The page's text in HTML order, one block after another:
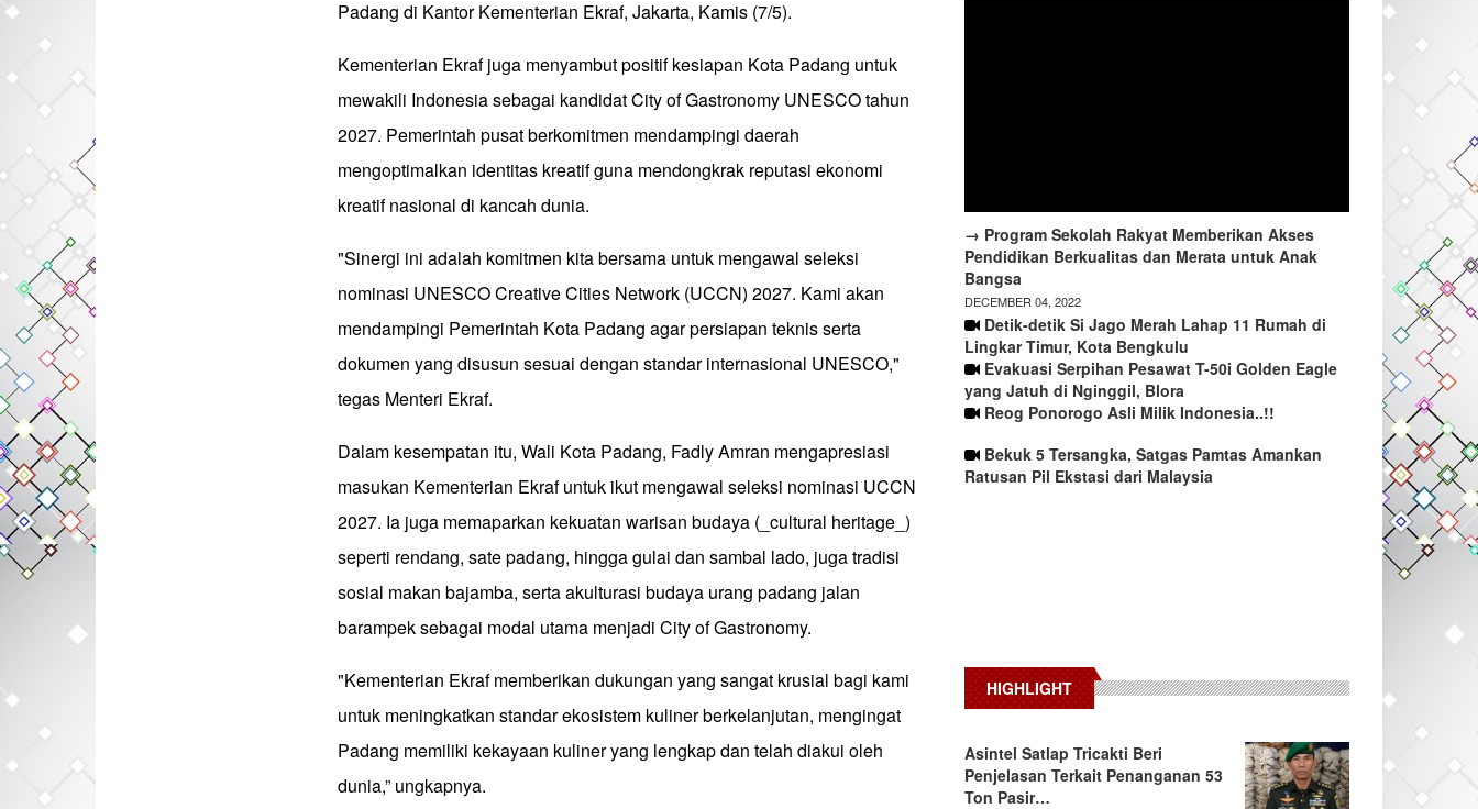
Padang di Kantor Kementerian Ekraf, Jakarta, Kamis (7/5).
Kementerian Ekraf juga menyambut positif kesiapan Kota Padang untuk
mewakili Indonesia sebagai kandidat City of Gastronomy UNESCO tahun
2027. Pemerintah pusat berkomitmen mendampingi daerah
mengoptimalkan identitas kreatif guna mendongkrak reputasi ekonomi
kreatif nasional di kancah dunia.
"Sinergi ini adalah komitmen kita bersama untuk mengawal seleksi
nominasi UNESCO Creative Cities Network (UCCN) 2027. Kami akan
mendampingi Pemerintah Kota Padang agar persiapan teknis serta
dokumen yang disusun sesuai dengan standar internasional UNESCO,"
tegas Menteri Ekraf.
Dalam kesempatan itu, Wali Kota Padang, Fadly Amran mengapresiasi
masukan Kementerian Ekraf untuk ikut mengawal seleksi nominasi UCCN
2027. Ia juga memaparkan kekuatan warisan budaya (_cultural heritage_)
seperti rendang, sate padang, hingga gulai dan sambal lado, juga tradisi
sosial makan bajamba, serta akulturasi budaya urang padang jalan
barampek sebagai modal utama menjadi City of Gastronomy.
"Kementerian Ekraf memberikan dukungan yang sangat krusial bagi kami
untuk meningkatkan standar ekosistem kuliner berkelanjutan, mengingat
Padang memiliki kekayaan kuliner yang lengkap dan telah diakui oleh
dunia,” ungkapnya.
→ Program Sekolah Rakyat Memberikan Akses
Pendidikan Berkualitas dan Merata untuk Anak
Bangsa
DECEMBER 04, 2022
Detik-detik Si Jago Merah Lahap 11 Rumah di
Lingkar Timur, Kota Bengkulu
Evakuasi Serpihan Pesawat T-50i Golden Eagle
yang Jatuh di Nginggil, Blora
Reog Ponorogo Asli Milik Indonesia..!!
Bekuk 5 Tersangka, Satgas Pamtas Amankan
Ratusan Pil Ekstasi dari Malaysia
HIGHLIGHT
Asintel Satlap Tricakti Beri
Penjelasan Terkait Penanganan 53
Ton Pasir…